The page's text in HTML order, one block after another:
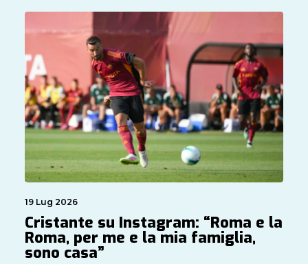
19 Lug 2026
Cristante su Instagram: “Roma e la
Roma, per me e la mia famiglia,
sono casa”